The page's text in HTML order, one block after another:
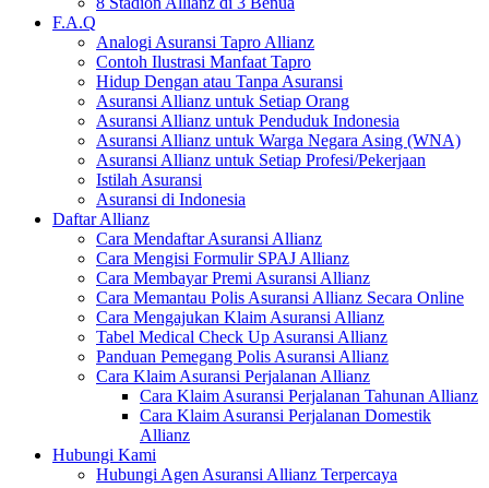
F.A.Q
Analogi Asuransi Tapro Allianz
Contoh Ilustrasi Manfaat Tapro
Hidup Dengan atau Tanpa Asuransi
Asuransi Allianz untuk Setiap Orang
Asuransi Allianz untuk Penduduk Indonesia
Asuransi Allianz untuk Warga Negara Asing (WNA)
Asuransi Allianz untuk Setiap Profesi/Pekerjaan
Istilah Asuransi
Asuransi di Indonesia
Daftar Allianz
Cara Mendaftar Asuransi Allianz
Cara Mengisi Formulir SPAJ Allianz
Cara Membayar Premi Asuransi Allianz
Cara Memantau Polis Asuransi Allianz Secara Online
Cara Mengajukan Klaim Asuransi Allianz
Tabel Medical Check Up Asuransi Allianz
Panduan Pemegang Polis Asuransi Allianz
Cara Klaim Asuransi Perjalanan Allianz
Cara Klaim Asuransi Perjalanan Tahunan Allianz
Cara Klaim Asuransi Perjalanan Domestik
Allianz
Hubungi Kami
Hubungi Agen Asuransi Allianz Terpercaya